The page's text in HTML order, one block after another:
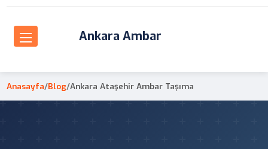
Ankara Ambar
Anasayfa/Blog/Ankara Ataşehir Ambar Taşıma